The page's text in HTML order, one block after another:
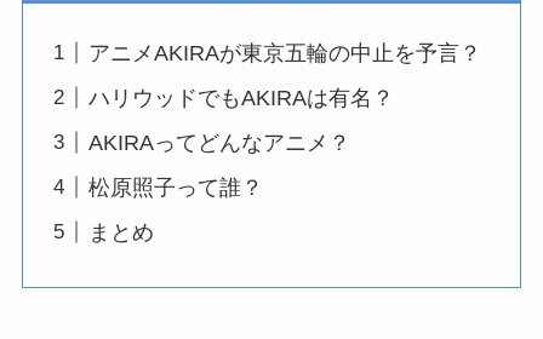
アニメAKIRAが東京五輪の中止を予言？
ハリウッドでもAKIRAは有名？
AKIRAってどんなアニメ？
松原照子って誰？
まとめ